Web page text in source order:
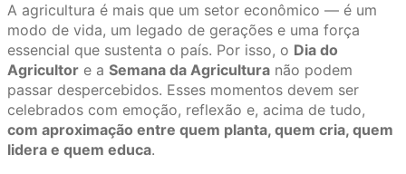
A agricultura é mais que um setor econômico — é um
modo de vida, um legado de gerações e uma força
essencial que sustenta o país. Por isso, o Dia do
Agricultor e a Semana da Agricultura não podem
passar despercebidos. Esses momentos devem ser
celebrados com emoção, reflexão e, acima de tudo,
com aproximação entre quem planta, quem cria, quem
lidera e quem educa.